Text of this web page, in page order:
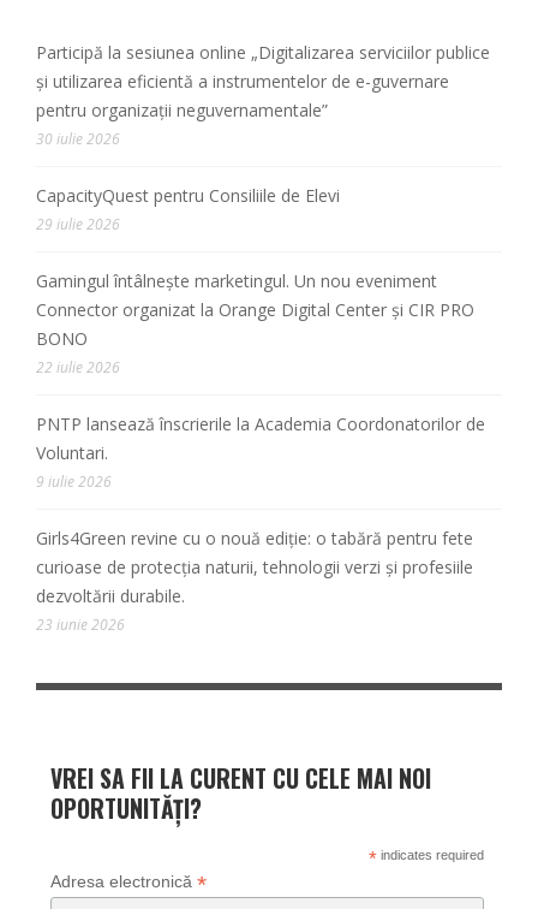
Participă la sesiunea online „Digitalizarea serviciilor publice
și utilizarea eficientă a instrumentelor de e-guvernare
pentru organizații neguvernamentale”
30 iulie 2026
CapacityQuest pentru Consiliile de Elevi
29 iulie 2026
Gamingul întâlnește marketingul. Un nou eveniment
Connector organizat la Orange Digital Center și CIR PRO
BONO
22 iulie 2026
PNTP lansează înscrierile la Academia Coordonatorilor de
Voluntari.
9 iulie 2026
Girls4Green revine cu o nouă ediție: o tabără pentru fete
curioase de protecția naturii, tehnologii verzi și profesiile
dezvoltării durabile.
23 iunie 2026
VREI SA FII LA CURENT CU CELE MAI NOI
OPORTUNITĂȚI?
*indicates required
Adresa electronică *